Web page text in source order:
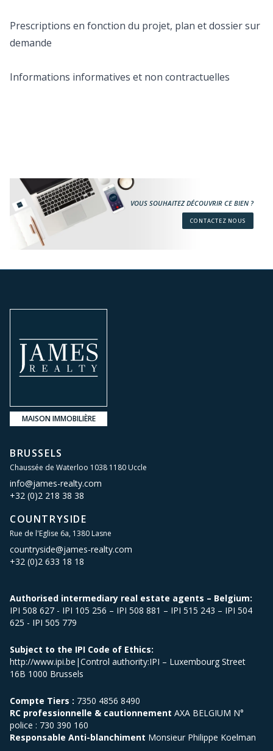
Prescriptions en fonction du projet, plan et dossier sur
demande
Informations informatives et non contractuelles
VOUS SOUHAITEZ DÉCOUVRIR CE BIEN ?
CONTACTEZ NOUS
MAISON IMMOBILIÈRE
BRUSSELS
Chaussée de Waterloo 1038 1180 Uccle
info@james-realty.com
+32 (0)2 218 38 38
COUNTRYSIDE
Rue de l'Eglise 6a, 1380 Lasne
countryside@james-realty.com
+32 (0)2 633 18 18
Authorised intermediary real estate agents – Belgium:
IPI 508 627 - IPI 105 256 – IPI 508 881 – IPI 515 243 – IPI 504
625 - IPI 505 779
Subject to the IPI Code of Ethics:
http://www.ipi.be|Control authority:IPI – Luxembourg Street
16B 1000 Brussels
Compte Tiers : 7350 4856 8490
RC professionnelle & cautionnement AXA BELGIUM N°
police : 730 390 160
Responsable Anti-blanchiment Monsieur Philippe Koelman